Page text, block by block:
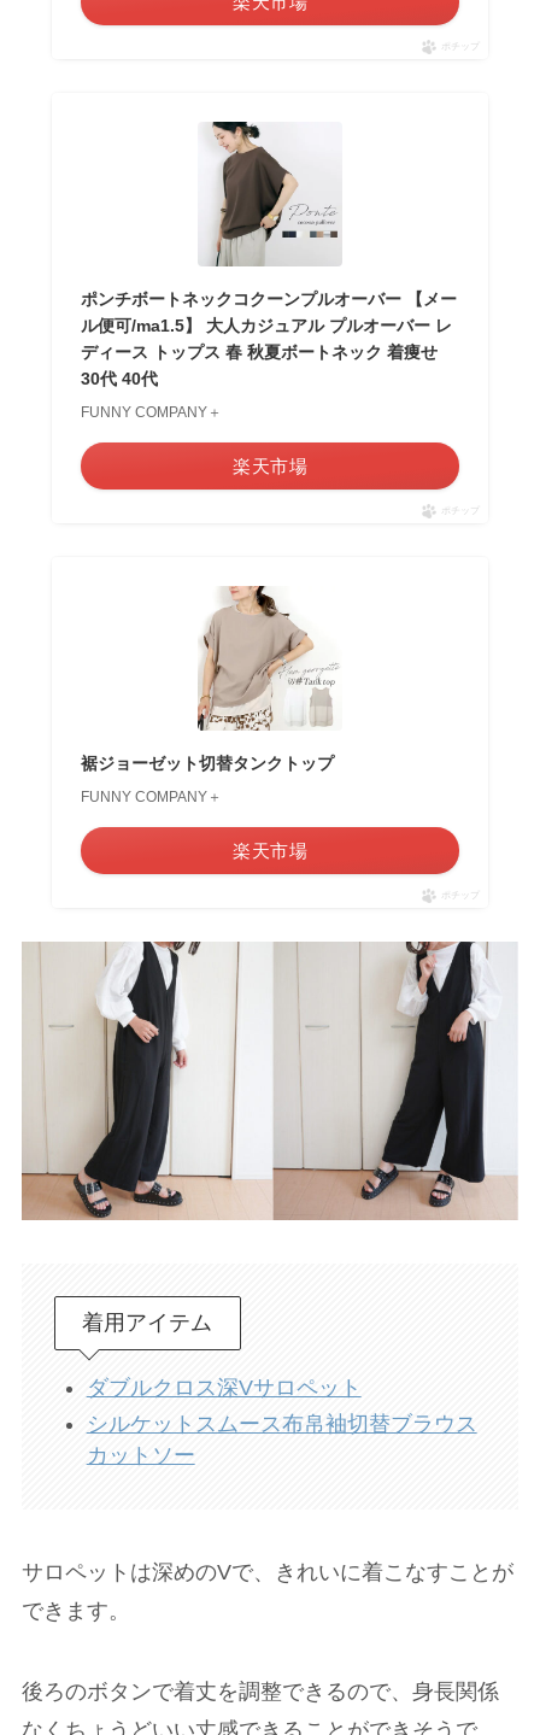
ポチップ
ポンチボートネックコクーンプルオーバー 【メー
ル便可/ma1.5】 大人カジュアル プルオーバー レ
ディース トップス 春 秋夏ボートネック 着痩せ
30代 40代
FUNNY COMPANY＋
楽天市場
ポチップ
裾ジョーゼット切替タンクトップ
FUNNY COMPANY＋
楽天市場
ポチップ
着用アイテム
ダブルクロス深Vサロペット
シルケットスムース布帛袖切替ブラウス
カットソー
サロペットは深めのVで、きれいに着こなすことが
できます。
後ろのボタンで着丈を調整できるので、身長関係